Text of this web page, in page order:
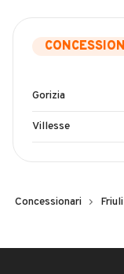
Gorizia
Villesse
Concessionari